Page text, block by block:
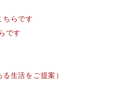
ちらです
です
生活をご提案）